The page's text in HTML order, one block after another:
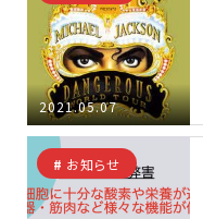
2021.05.07
お知らせ